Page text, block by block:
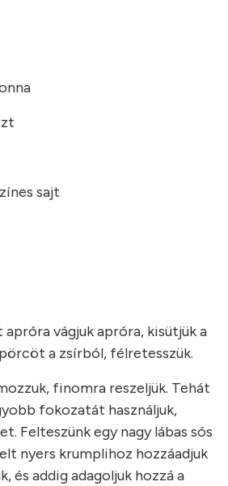
sajt
vágjuk apróra, kisütjük a
a zsírból, félretesszük.
finomra reszeljük. Tehát
fokozatát használjuk,
Felteszünk egy nagy lábas sós
nyers krumplihoz hozzáadjuk
és addig adagoljuk hozzá a